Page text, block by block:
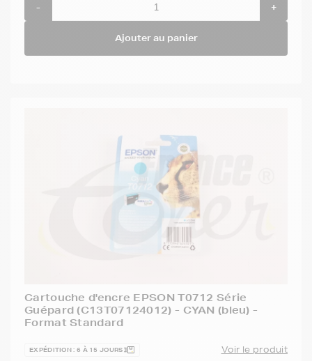
- +
Ajouter au panier
Cartouche d'encre EPSON T0712 Série
Guépard (C13T07124012) - CYAN (bleu) -
Format Standard
EXPÉDITION : 6 À 15 JOURS Voir le produit